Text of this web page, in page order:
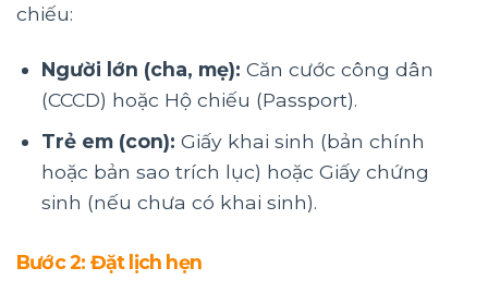
chiếu:
Người lớn (cha, mẹ): Căn cước công dân
(CCCD) hoặc Hộ chiếu (Passport).
Trẻ em (con): Giấy khai sinh (bản chính
hoặc bản sao trích lục) hoặc Giấy chứng
sinh (nếu chưa có khai sinh).
Bước 2: Đặt lịch hẹn